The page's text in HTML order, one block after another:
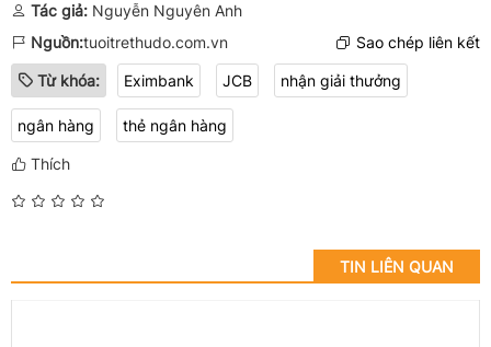
Tác giả: Nguyễn Nguyên Anh
Nguồn:tuoitrethudo.com.vn Sao chép liên kết
Từ khóa: Eximbank JCB nhận giải thưởng
ngân hàng thẻ ngân hàng
Thích
TIN LIÊN QUAN